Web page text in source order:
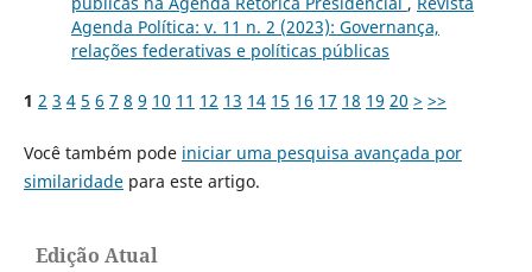
Agenda Política: v. 11 n. 2 (2023): Governança,
relações federativas e políticas públicas
1 2 3 4 5 6 7 8 9 10 11 12 13 14 15 16 17 18 19 20 > >>
Você também pode iniciar uma pesquisa avançada por
similaridadepara este artigo.
Edição Atual